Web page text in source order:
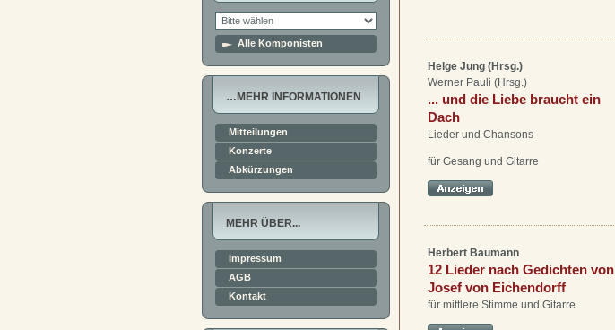
Alle Komponisten
…MEHR INFORMATIONEN
Mitteilungen
Konzerte
Abkürzungen
MEHR ÜBER...
Impressum
AGB
Kontakt
Helge Jung (Hrsg.)
Werner Pauli (Hrsg.)
... und die Liebe braucht ein
Dach
Lieder und Chansons
für Gesang und Gitarre
Herbert Baumann
12 Lieder nach Gedichten von
Josef von Eichendorff
für mittlere Stimme und Gitarre